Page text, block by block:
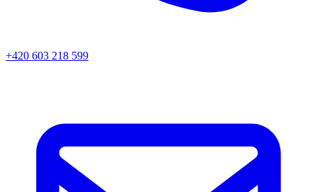
+420 603 218 599